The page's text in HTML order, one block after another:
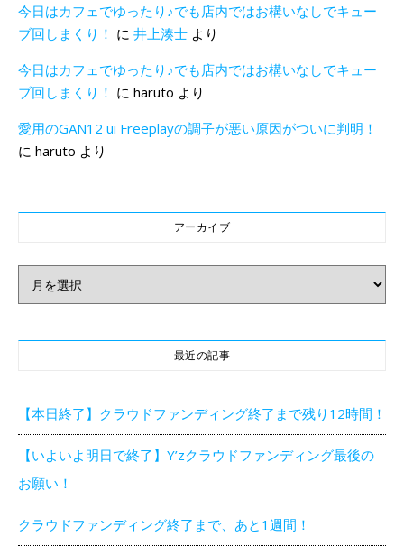
今日はカフェでゆったり♪でも店内ではお構いなしでキュー
ブ回しまくり！ に 井上湊士 より
今日はカフェでゆったり♪でも店内ではお構いなしでキュー
ブ回しまくり！ に haruto より
愛用のGAN12 ui Freeplayの調子が悪い原因がついに判明！
に haruto より
アーカイブ
アーカイブ
最近の記事
【本日終了】クラウドファンディング終了まで残り12時間！
【いよいよ明日で終了】Y’zクラウドファンディング最後の
お願い！
クラウドファンディング終了まで、あと1週間！